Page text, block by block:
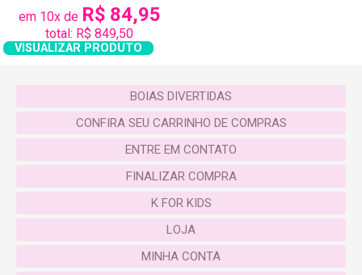
em 10x de R$ 84,95
total: R$ 849,50
VISUALIZAR PRODUTO
BOIAS DIVERTIDAS
CONFIRA SEU CARRINHO DE COMPRAS
ENTRE EM CONTATO
FINALIZAR COMPRA
K FOR KIDS
LOJA
MINHA CONTA